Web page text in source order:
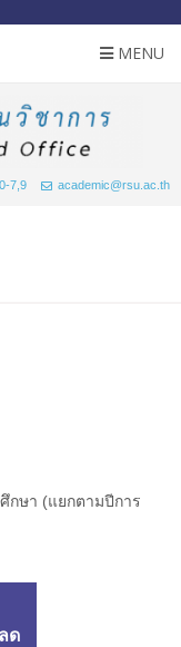
MENU
7,9 academic@rsu.ac.th
กษา (แยกตามปีการ
ด